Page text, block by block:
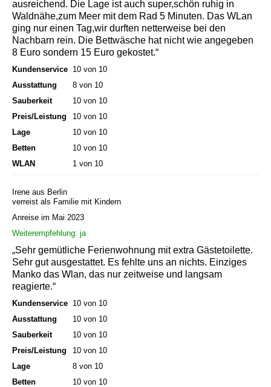
ausreichend. Die Lage ist auch super,schön ruhig in
Waldnähe,zum Meer mit dem Rad 5 Minuten. Das WLan
ging nur einen Tag,wir durften netterweise bei den
Nachbarn rein. Die Bettwäsche hat nicht wie angegeben
8 Euro sondern 15 Euro gekostet.“
Kundenservice 10 von 10
Ausstattung
8 von 10
Sauberkeit
10 von 10
Preis/Leistung
10 von 10
Lage
10 von 10
Betten
10 von 10
WLAN
1 von 10
Irene aus Berlin
verreist als Familie mit Kindern
Anreise im Mai 2023
Weiterempfehlung: ja
„Sehr gemütliche Ferienwohnung mit extra Gästetoilette.
Sehr gut ausgestattet. Es fehlte uns an nichts. Einziges
Manko das Wlan, das nur zeitweise und langsam
reagierte.“
Kundenservice 10 von 10
Ausstattung
10 von 10
Sauberkeit
10 von 10
Preis/Leistung
10 von 10
Lage
8 von 10
Betten
10 von 10